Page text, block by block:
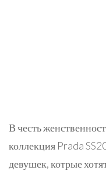
В честь
коллекция Prada
девушек, котрые